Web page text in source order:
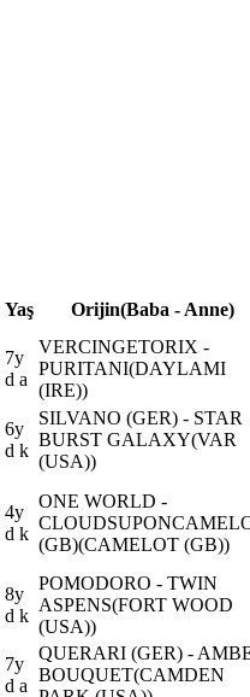
Yaş Orijin(Baba - Anne)
7y
d a
VERCINGETORIX -
PURITANI(DAYLAMI
(IRE))
6y
d k
SILVANO (GER) - STAR
BURST GALAXY(VAR
(USA))
4y
d k
ONE WORLD -
(GB)(CAMELOT (GB))
8y
d k
POMODORO - TWIN
ASPENS(FORT WOOD
(USA))
7y
d a
QUERARI (GER) -
BOUQUET(CAMDEN